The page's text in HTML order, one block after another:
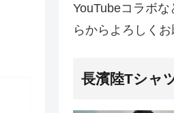
YouTubeコラボ
らからよろしくお
長濱陸Tシャ